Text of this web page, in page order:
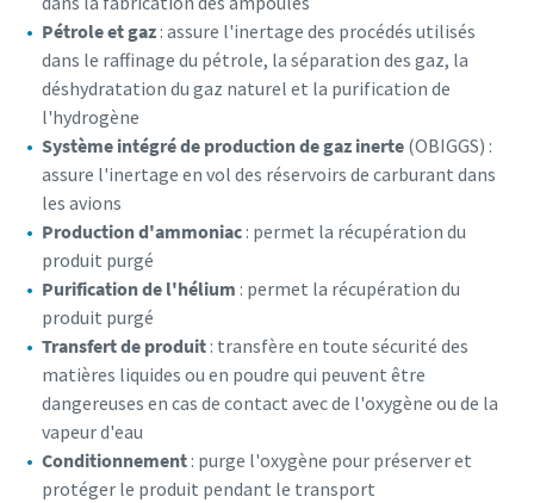
Pétrole et gaz : assure l'inertage des procédés utilisés
dans le raffinage du pétrole, la séparation des gaz, la
déshydratation du gaz naturel et la purification de
l'hydrogène
Système intégré de production de gaz inerte (OBIGGS) :
assure l'inertage en vol des réservoirs de carburant dans
les avions
Production d'ammoniac : permet la récupération du
produit purgé
Purification de l'hélium : permet la récupération du
produit purgé
Transfert de produit : transfère en toute sécurité des
matières liquides ou en poudre qui peuvent être
dangereuses en cas de contact avec de l'oxygène ou de la
vapeur d'eau
Conditionnement : purge l'oxygène pour préserver et
protéger le produit pendant le transport